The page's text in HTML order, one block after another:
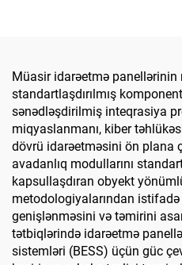
Müasir idarəetmə panellərinin
standartlaşdırılmış
sənədləşdirilmiş inteqrasiya
miqyaslanmanı, kiber
dövrü idarəetməsini ön plana
avadanlıq modullarını
kapsullaşdıran obyekt
metodologiyalarından
genişlənməsini və təmirini
tətbiqlərində idarəetmə
sistemləri (BESS) üçün güc